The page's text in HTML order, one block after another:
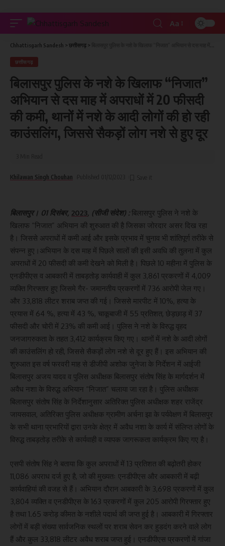
Aa
Chhattisgarh Sandesh > छत्तीसगढ़ >
छत्तीसगढ़
बिलासपुर पुलिस के नशे के खिलाफ “निजात”
अभियान से दस माह में अपराधों में 20 फीसदी
की कमी, थानों में नशे के आदी लोगों की हो रही
काउंसलिंग, जिससे सैकड़ों लोग नशे से हुए दूर
Khilawan Singh Chouhan
बिलासपुर। 01 दिसंबर, 2023, (सीजी संदेश) :बिलासपुर पुलिस ने नशे के
खिलाफ “निजात” अभियान की शुरुआत की है जिसका जोरदार असर दिख रहा
है। जिससे अपराधों में कमी आई और इसके प्रभाव में चुनाव भी शांतिपूर्ण तरीके से
संपन्न हुए।अभियान के दस माह में पिछले सालों की इसी अवधि की तुलना में कुल
अपराधों में 20 फीसदी की कमी देखने को मिली है। पिछले 10 महीना में पुलिस के
एनडीपीएस व आबकारी में ताबड़तोड़ कार्यवाही में कुल 3,861 प्रकरणों में 4,009
व्यक्ति गिरफ्तार हुए जिसमे गैर- जमानतीय प्रकरणों में 736 आरोपी जेल गए।
और 33,818 लीटर शराब जप्त की गई। जिससे मारपीट में 10%, हत्या के
प्रयास में 64 %, हत्या में 43 %, चाकूबाजी में 55 प्रतिशत, छेड़छाड़ में 37
फीसदी और चोरी में 23% की कमी आई। पुलिस ने नशे के विरुद्ध वृहद
जनजागरुकता के तहत 3,412 कार्यक्रम किए गए। थानों में नशे के आदी लोगों
की काउंसलिंग हो रही, जिससे सैकड़ों लोग नशे से दूर हुए हैं। इस अभियान की
शुरुआत इस वर्ष फरवरी माह से डीजीपी अशोक जुनेजा के निर्देशन में आईजी
बिलासपुर अजय यादव व पुलिस अधीक्षक बिलासपुर संतोष सिंह के मार्गदर्शन में
अवैध नशा के विरुद्ध अभियान “निजात” चलाया जा रहा है। पुलिस अधीक्षक
बिलासपुर संतोष सिंह के निर्देशानुसार अतिरिक्त पुलिस अधीक्षक शहर राजेंद्र
जायसवाल, अतिरिक्त पुलिस अधीक्षक ग्रामीण अर्चना झा के पर्यवेक्षण में बिलासपुर
के सभी थाना प्रभारियों द्वारा उनके क्षेत्र में अवैध नशा के कार्य में संलिप्त लोगों के
विरुद्ध ताबड़तोड़ तरीके से कार्यवाही व व्यापक जागरूकता कार्यक्रम किए गए है।
एसपी संतोष सिंह ने बताया कि कुल अपराधों में 13 प्रतिशत की बढ़ोतरी होकर
11,086 अपराध दर्ज हुए है, जो की मुख्यतः एनडीपीएस और आबकारी में बढ़ी
कार्यवाहियां की वजह से हैं। अभियान दौरान आबकारी के 3,698 प्रकरणों में कुल
3,804 व्यक्ति व एनडीपीएस के 163 प्रकरणों में कुल 205 आरोपी गिरफ्तार हुए
है तथा 1.65 करोड़ कीमत के नशीले पदार्थ की जप्त हुई है। आबकारी में गिरफ्तार
लोगों में बड़ी संख्या सार्वजनिक स्थलों पर शराब सेवन कर हुडदंग करने वाले लोग
हैं और कुल 33,818 लीटर अवैध शराब जप्त हुई। एनडीपीएस प्रकरणों में गांजा